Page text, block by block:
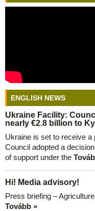
ENGLISH NEWS
Ukraine Facility:
nearly €2.8 billion to
Ukraine is set to receive a
Council adopted a
of support under the
Hi! Media advisory!
Press briefing –
Tovább »